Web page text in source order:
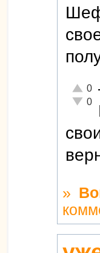
0
0
»